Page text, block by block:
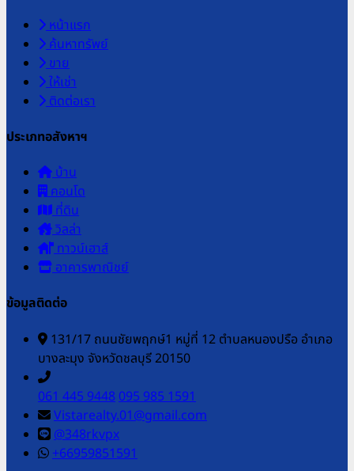
หน้าแรก
ค้นหาทรัพย์
ขาย
ให้เช่า
ติดต่อเรา
ประเภทอสังหาฯ
บ้าน
คอนโด
ที่ดิน
วิลล่า
ทาวน์เฮาส์
อาคารพาณิชย์
ข้อมูลติดต่อ
131/17 ถนนชัยพฤกษ์1 หมู่ที่ 12 ตำบลหนองปรือ อำเภอ
บางละมุง จังหวัดชลบุรี 20150
061 445 9448 095 985 1591
Vistarealty.01@gmail.com
@348rkvpx
+66959851591